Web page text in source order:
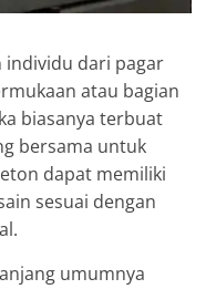
individu dari pagar
atau bagian
biasanya terbuat
bersama untuk
dapat memiliki
sesuai dengan
umumnya